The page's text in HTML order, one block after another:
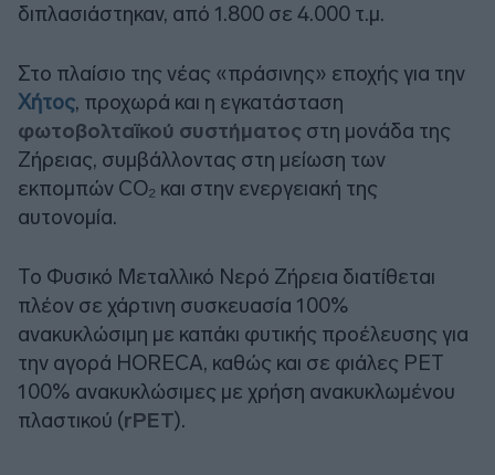
διπλασιάστηκαν, από 1.800 σε 4.000 τ.μ.
Στο πλαίσιο της νέας «πράσινης» εποχής για την
Χήτος, προχωρά και η εγκατάσταση
φωτοβολταϊκού συστήματος στη μονάδα της
Ζήρειας, συμβάλλοντας στη μείωση των
εκπομπών CO₂ και στην ενεργειακή της
αυτονομία.
Το Φυσικό Μεταλλικό Νερό Ζήρεια διατίθεται
πλέον σε χάρτινη συσκευασία 100%
ανακυκλώσιμη με καπάκι φυτικής προέλευσης για
την αγορά HORECA, καθώς και σε φιάλες PET
100% ανακυκλώσιμες με χρήση ανακυκλωμένου
πλαστικού (rPET).